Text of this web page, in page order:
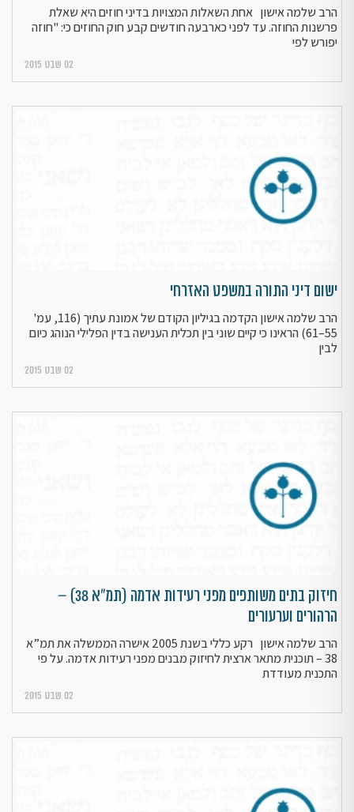
הרב שלמה אישון אחת השאלות המצויות בדיני חוזים היא שאלת
פרשנות החוזה. עד לפני כארבעה חודשים קבע חוק החוזים כי: "חוזה
יפורש לפי
02 שבט 2015
ישום דיני התורה במשפט האזרחי
הרב שלמה אישון הקדמה בגיליון הקודם של אמונת עתיך (116, עמ'
55–61) הראינו כי קיים שוני בין תכלית הענישה בדין הפלילי הנוהג כיום
לבין
02 שבט 2015
חיזוק בתים משותפים מפני רעידות אדמה (תמ"א 38) –
הרהורים וערעורים
הרב שלמה אישון רקע כללי בשנת 2005 אישרה הממשלה את תמ”א
38 – תוכנית מתאר ארצית לחיזוק מבנים מפני רעידות אדמה. על פי
התכנית מעודדת
02 שבט 2015